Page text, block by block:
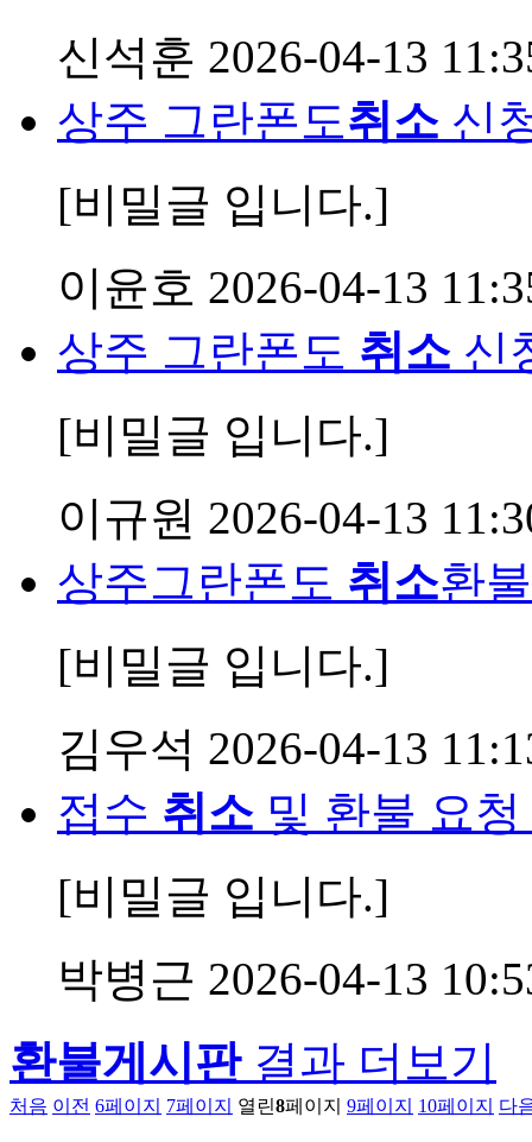
신석훈 2026-04-13
상주 그란폰도취소 신
[비밀글 입니다.]
이윤호 2026-04-13
상주 그란폰도 취소 신
[비밀글 입니다.]
이규원 2026-04-13
상주그란폰도 취소환
[비밀글 입니다.]
김우석 2026-04-13
접수 취소 및 환불 요
[비밀글 입니다.]
박병근 2026-04-13
환불게시판결과 더보기
처음 이전 6페이지 7페이지 열린8페이지 9페이지 10페이지 다